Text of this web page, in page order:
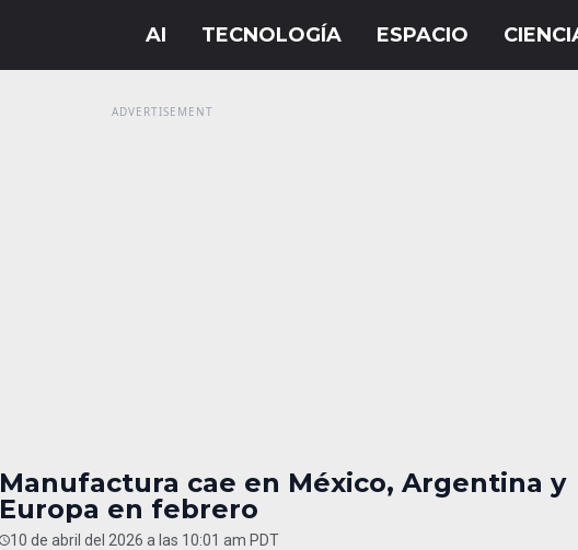
Manufactura cae en México, Argentina y
Europa en febrero
10 de abril del 2026 a las 10:01 am PDT